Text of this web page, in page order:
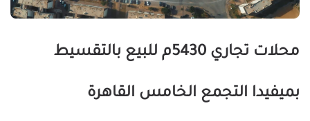
محلات تجاري 5430م للبيع بالتقسيط
بميفيدا التجمع الخامس القاهرة